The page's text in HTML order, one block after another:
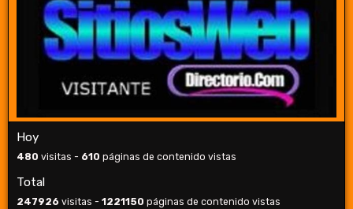
Hoy
480 visitas - 610 páginas de contenido vistas
Total
247926 visitas - 1221150 páginas de contenido vistas